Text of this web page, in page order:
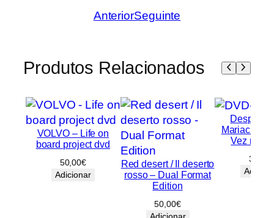
AnteriorSeguinte
Produtos Relacionados
VOLVO – Life on
board project dvd
50,00€
Adicionar
Red desert / Il deserto
rosso – Dual Format
Edition
50,00€
Adicionar
Mariachi /
Vez no
30,00